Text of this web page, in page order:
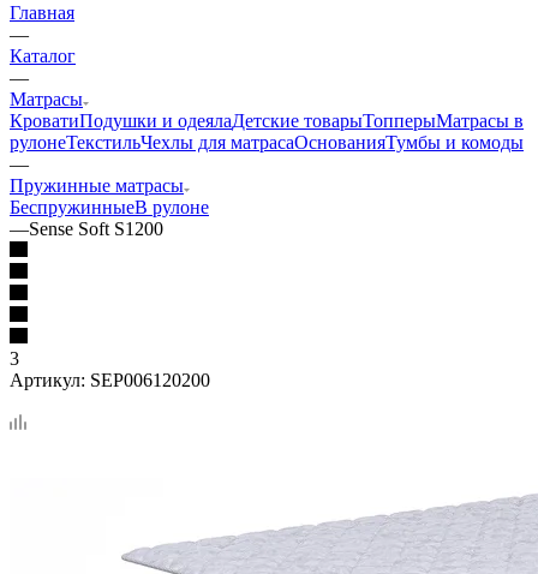
Главная
—
Каталог
—
Матрасы
КроватиПодушки и одеялаДетские товарыТопперыМатрасы в
рулонеТекстильЧехлы для матрасаОснованияТумбы и комоды
—
Пружинные матрасы
БеспружинныеВ рулоне
—Sense Soft S1200
3
Артикул: SEP006120200